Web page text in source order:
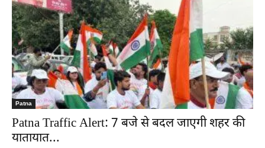
Patna
Patna Traffic Alert: 7 बजे से बदल जाएगी शहर की
यातायात...